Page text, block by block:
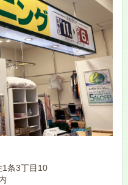
1条3丁目10